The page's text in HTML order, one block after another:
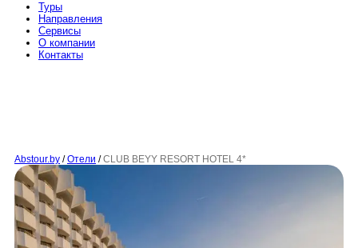
Туры
Направления
Сервисы
O компании
Контакты
Abstour.by / Отели / CLUB BEYY RESORT HOTEL 4*